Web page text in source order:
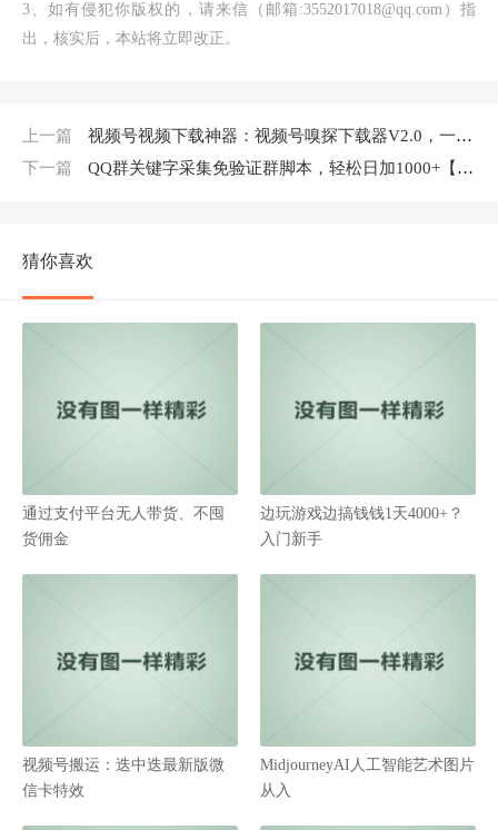
3、如有侵犯你版权的，请来信（邮箱:3552017018@qq.com）指
出，核实后，本站将立即改正。
上一篇
视频号视频下载神器：视频号嗅探下载器V2.0，一键保存下载原视频
下一篇
QQ群关键字采集免验证群脚本，轻松日加1000+【永久版脚本】
猜你喜欢
通过支付平台无人带货、不囤
货佣金
边玩游戏边搞钱钱1天4000+？
入门新手
视频号搬运：迭中迭最新版微
信卡特效
MidjourneyAI人工智能艺术图片
从入